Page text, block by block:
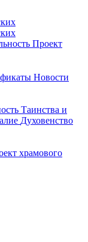
Проект
Новости
Таинства и
Духовенство
храмового